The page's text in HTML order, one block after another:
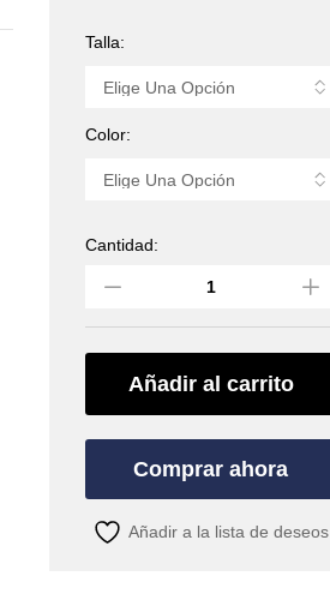
Talla:
Color:
Chaqueta
SOFTS
JACKET
Cantidad:
Añadir al carrito
Comprar ahora
Añadir a la lista de deseos